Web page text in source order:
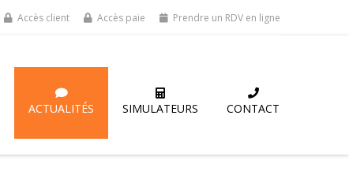
Accès client Accès paie Prendre un RDV en ligne
ACTUALITÉS SIMULATEURS CONTACT